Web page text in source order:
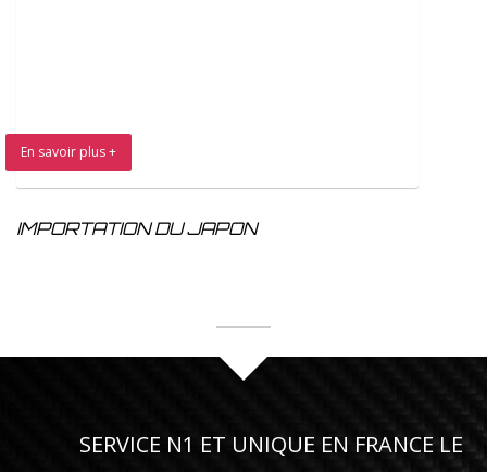
En savoir plus +
IMPORTATION DU JAPON
SERVICE N1 ET UNIQUE EN FRANCE LE